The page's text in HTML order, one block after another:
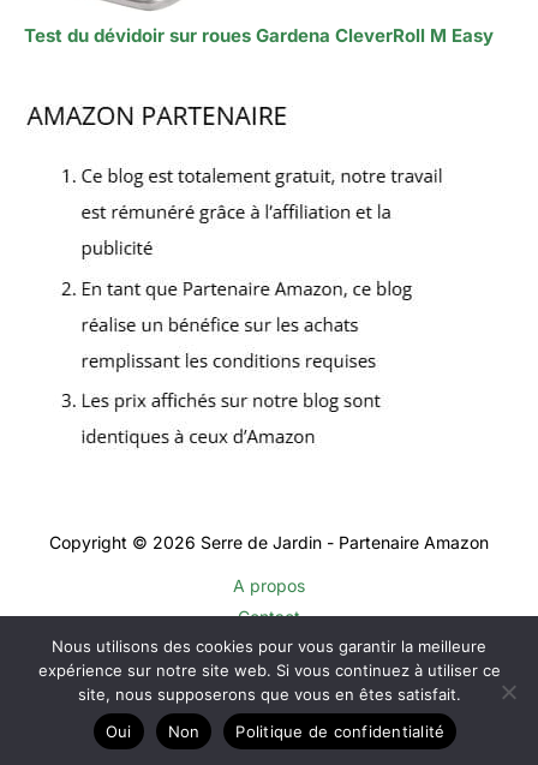
Test du dévidoir sur roues Gardena CleverRoll M Easy
Copyright © 2026 Serre de Jardin - Partenaire Amazon
A propos
Contact
Plan du site
Mentions légales
Politique de confidentialité
Nous utilisons des cookies pour vous garantir la meilleure
expérience sur notre site web. Si vous continuez à utiliser ce
site, nous supposerons que vous en êtes satisfait.
Oui
Non Politique de confidentialité